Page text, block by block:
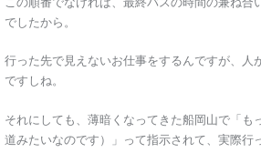
でしたから。
行った先で見えないお仕事をするんですが、人
ですしね。
それにしても、薄暗くなってきた船岡山で「も
道みたいなのです）」って指示されて、実際行